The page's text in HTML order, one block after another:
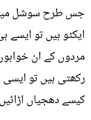
جس طرح سوشل
ایکٹو ہیں تو
مردوں کے ان
رکھتی ہیں تو
کیسے دھجیاں